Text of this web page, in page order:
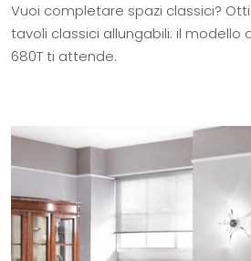
Vuoi completare spazi classici?
tavoli classici allungabili: il modello
680T ti attende.